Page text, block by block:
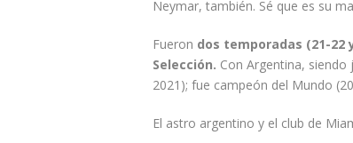
Neymar, también. Sé que es su
Fueron dos temporadas (21-22
Selección. Con Argentina,
2021); fue campeón del Mundo
El astro argentino y el club de